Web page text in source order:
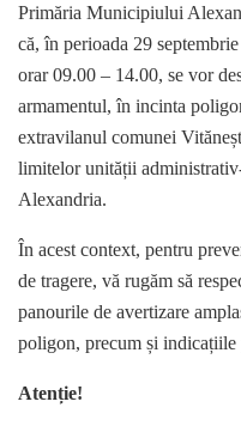
Primăria Municipiului
că, în perioada 29
orar 09.00 – 14.00, se vor
armamentul, în incinta
extravilanul comunei
limitelor unității
Alexandria.
În acest context, pentru
de tragere, vă rugăm să
panourile de avertizare
poligon, precum și indicațiile
Atenție!